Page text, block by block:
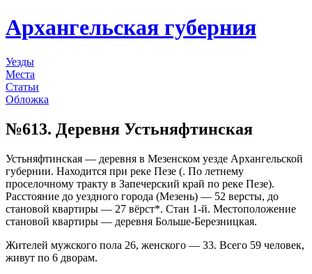
Архангельская губерния
Уезды
Места
Статьи
Обложка
№613. Деревня Устьняфтинская
Устьняфтинская — деревня в Мезенском уезде Архангельской
губернии. Находится при реке Пезе (. По летнему
проселочному тракту в Запечерский край по реке Пезе).
Расстояние до уездного города (Мезень) — 52 версты, до
становой квартиры — 27 вёрст*. Стан 1-й. Местоположение
становой квартиры — деревня Больше-Березницкая.
Жителей мужского пола 26, женского — 33. Всего 59 человек,
живут по 6 дворам.